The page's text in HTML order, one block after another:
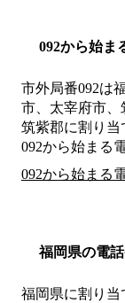
092から始ま
市外局番092は
市、太宰府市、
筑紫郡に割り当
092から始まる
092から始まる
福岡県の電
福岡県に割り当